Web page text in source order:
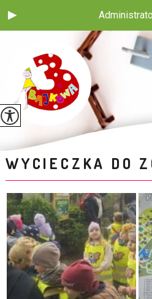
Administratorem
WYCIECZKA DO